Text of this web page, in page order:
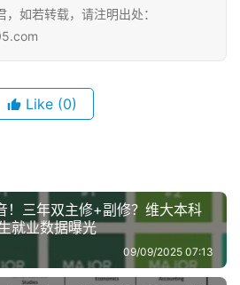
如若转载，请注明出处：
Like (0)
！三年双主修+副修？维大本科
就业数据曝光
09/09/2025 07:13